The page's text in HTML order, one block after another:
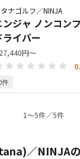
ナゴルフ／NINJA
ンジャ ノンコン
ライバー
円～
件
1〜5件／5件
／NINJA